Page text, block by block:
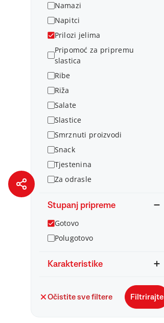
Namazi
Napitci
Prilozi jelima
Pripomoć za pripremu
slastica
Ribe
Riža
Salate
Slastice
Smrznuti proizvodi
Snack
Tjestenina
Za odrasle
Stupanj pripreme
Gotovo
Polugotovo
Karakteristike
Očistite sve filtere Filtrirajte